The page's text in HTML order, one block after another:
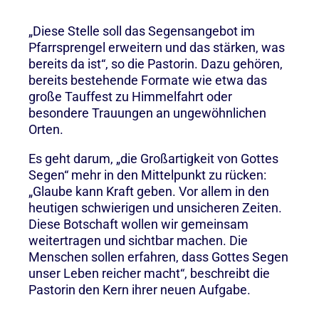
„Diese Stelle soll das Segensangebot im
Pfarrsprengel erweitern und das stärken, was
bereits da ist“, so die Pastorin. Dazu gehören,
bereits bestehende Formate wie etwa das
große Tauffest zu Himmelfahrt oder
besondere Trauungen an ungewöhnlichen
Orten.
Es geht darum, „die Großartigkeit von Gottes
Segen“ mehr in den Mittelpunkt zu rücken:
„Glaube kann Kraft geben. Vor allem in den
heutigen schwierigen und unsicheren Zeiten.
Diese Botschaft wollen wir gemeinsam
weitertragen und sichtbar machen. Die
Menschen sollen erfahren, dass Gottes Segen
unser Leben reicher macht“, beschreibt die
Pastorin den Kern ihrer neuen Aufgabe.